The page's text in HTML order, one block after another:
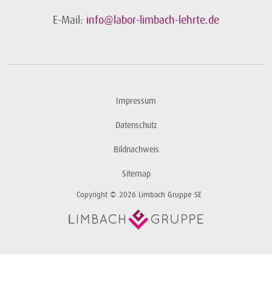
E-Mail: info@labor-limbach-lehrte.de
Impressum
Datenschutz
Bildnachweis
Sitemap
Copyright © 2026 Limbach Gruppe SE